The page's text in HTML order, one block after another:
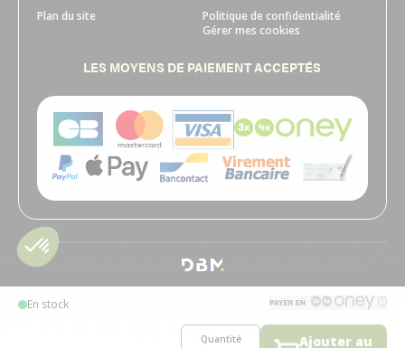
En stock
Quantité Ajouter au
Plan du site
Politique de confidentialité
Gérer mes cookies
LES MOYENS DE PAIEMENT ACCEPTÉS